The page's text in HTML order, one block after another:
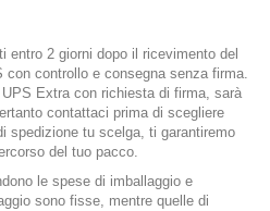
entro 2 giorni dopo il ricevimento del
con controllo e consegna senza firma.
Extra con richiesta di firma, sarà
contattaci prima di scegliere
spedizione tu scelga, ti garantiremo
del tuo pacco.
le spese di imballaggio e
sono fisse, mentre quelle di